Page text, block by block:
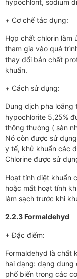
hypochlorit, sodium
+ Cơ chế tác dụng:
Hợp chất chlorin làm
tham gia vào quá
thay đổi bản chất
khuẩn.
+ Cách sử dụng:
Dung dịch pha loãng
hypochlorite 5,25%
thông thường ( sàn
Nó còn được sử
y tế, khử khuẩn các
Chlorine được sử
Hoạt tính diệt khuẩn
hoặc mất hoạt tính
làm sạch trước khi
2.2.3 Formaldehyd
+ Đặc điểm:
Formaldehyd là chất
hai dạng: dạng dung
phổ biến trong các